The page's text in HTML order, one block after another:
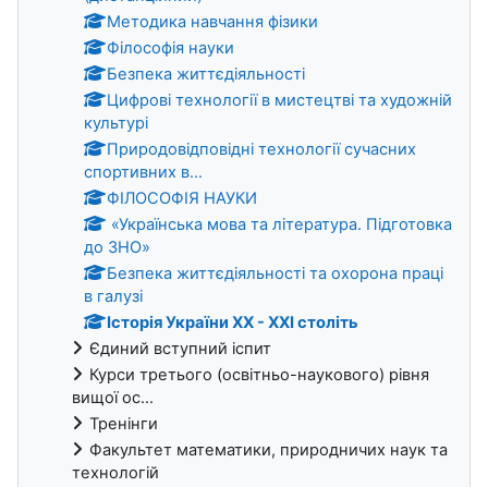
Методика навчання фізики
Філософія науки
Безпека життєдіяльності
Цифрові технології в мистецтві та художній
культурі
Природовідповідні технології сучасних
спортивних в...
ФІЛОСОФІЯ НАУКИ
«Українська мова та література. Підготовка
до ЗНО»
Безпека життєдіяльності та охорона праці
в галузі
Історія України ХХ - XXI століть
Єдиний вступний іспит
Курси третього (освітньо-наукового) рівня
вищої ос...
Тренінги
Факультет математики, природничих наук та
технологій